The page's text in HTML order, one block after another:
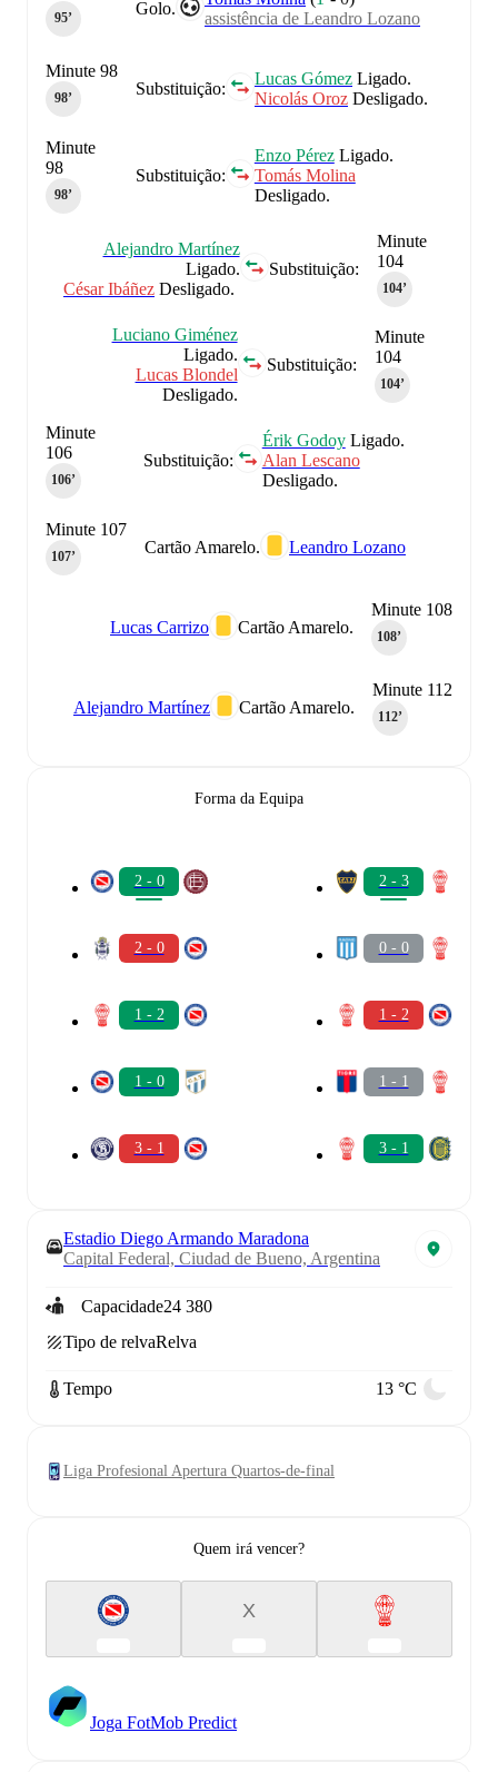
Golo.
assistência de Leandro Lozano
95‎’‎
Substituição:
Lucas Gómez Ligado.
Nicolás Oroz Desligado.
Minute 98
98‎’‎
Substituição:
Enzo PérezLigado.
Tomás Molina
Desligado.
Minute
98
98‎’‎
Minute
104
104‎’‎
Substituição:
Alejandro Martínez
Ligado.
César Ibáñez Desligado.
Minute
104
104‎’‎
Substituição:
Luciano Giménez
Ligado.
Lucas Blondel
Desligado.
Substituição:
Érik GodoyLigado.
Alan Lescano
Desligado.
Minute
106
106‎’‎
Cartão Amarelo. Leandro Lozano
Minute 107
107‎’‎
Minute 108
108‎’‎
Cartão Amarelo.
Lucas Carrizo
Minute 112
112‎’‎
Cartão Amarelo.
Alejandro Martínez
Forma da Equipa
2 - 0
2 - 0
1 - 2
1 - 0
3 - 1
2 - 3
0 - 0
1 - 2
1 - 1
3 - 1
Estadio Diego Armando Maradona
Capital Federal, Ciudad de Bueno, Argentina
Capacidade24 380
Tipo de relvaRelva
Tempo 13 °C
Liga Profesional Apertura Quartos-de-final
Quem irá vencer?
X
Joga FotMob Predict